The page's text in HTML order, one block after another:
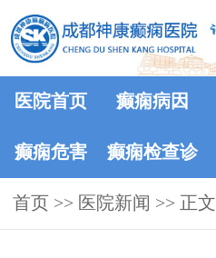
医院首页 癫痫病因
癫痫危害 癫痫检查诊
断
首页 >> 医院新闻 >> 正文